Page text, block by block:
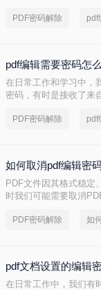
PDF密码解除 pdf
pdf编辑需要密码怎
在日常工作和学习中，
密码，有时是接收了来
PDF密码解除 pdf
如何取消pdf编辑密
PDF文件因其格式稳定
时我们可能需要取消
PDF密码解除 如
pdf文档设置的编辑
在日常工作中，我们有